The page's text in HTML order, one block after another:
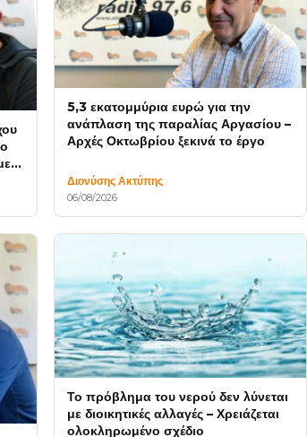
5,3 εκατομμύρια ευρώ για την
ανάπλαση της παραλίας Αργασίου –
Αρχές Οκτωβρίου ξεκινά το έργο
Διονύσης Ακτύπης
06/08/2026
Το πρόβλημα του νερού δεν λύνεται
με διοικητικές αλλαγές – Χρειάζεται
ολοκληρωμένο σχέδιο